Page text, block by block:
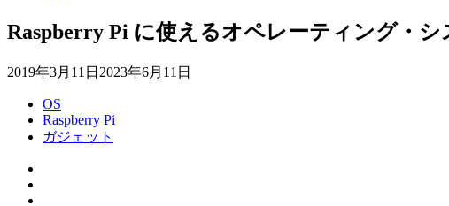
Raspberry Pi に使えるオペレーティング・シ
2019年3月11日 2023年6月11日
OS
Raspberry Pi
ガジェット